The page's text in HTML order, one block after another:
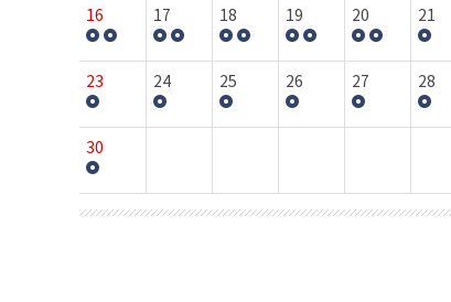
16 17 18 19 20 21
23 24 25 26 27 28
30